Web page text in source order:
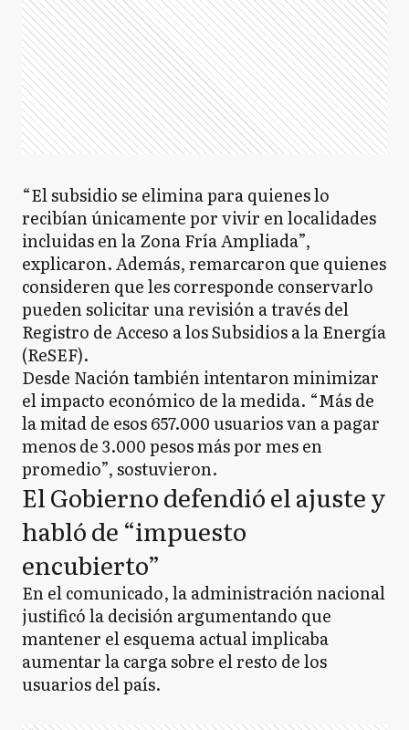
“El subsidio se elimina para quienes lo
recibían únicamente por vivir en localidades
incluidas en la Zona Fría Ampliada”,
explicaron. Además, remarcaron que quienes
consideren que les corresponde conservarlo
pueden solicitar una revisión a través del
Registro de Acceso a los Subsidios a la Energía
(ReSEF).
Desde Nación también intentaron minimizar
el impacto económico de la medida. “Más de
la mitad de esos 657.000 usuarios van a pagar
menos de 3.000 pesos más por mes en
promedio”, sostuvieron.
El Gobierno defendió el ajuste y
habló de “impuesto
encubierto”
En el comunicado, la administración nacional
justificó la decisión argumentando que
mantener el esquema actual implicaba
aumentar la carga sobre el resto de los
usuarios del país.